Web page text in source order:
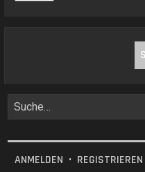
ANMELDEN • REGISTRIEREN